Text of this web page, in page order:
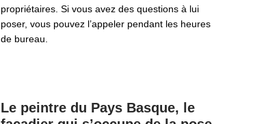
propriétaires. Si vous avez des questions à lui
poser, vous pouvez l’appeler pendant les heures
de bureau.
Le peintre du Pays Basque, le